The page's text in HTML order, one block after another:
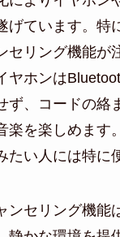
げています。特
セリング機能が
ヤホンは
ず、コードの絡
楽を楽しめます
たい人には特に
ンセリング機能